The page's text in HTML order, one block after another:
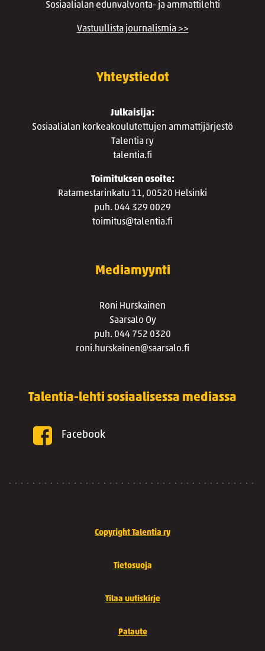
Sosiaalialan edunvalvonta- ja ammattilehti
Vastuullista journalismia >>
Yhteystiedot
Julkaisija:
Sosiaalialan korkeakoulutettujen ammattijärjestö
Talentia ry
talentia.fi
Toimituksen osoite:
Ratamestarinkatu 11, 00520 Helsinki
puh. 044 329 0029
toimitus@talentia.fi
Mediamyynti
Roni Hurskainen
Saarsalo Oy
puh. 044 752 0320
roni.hurskainen@saarsalo.fi
Talentia-lehti sosiaalisessa mediassa
Facebook
Copyright Talentia ry
Tietosuoja
Tilaa uutiskirje
Palaute